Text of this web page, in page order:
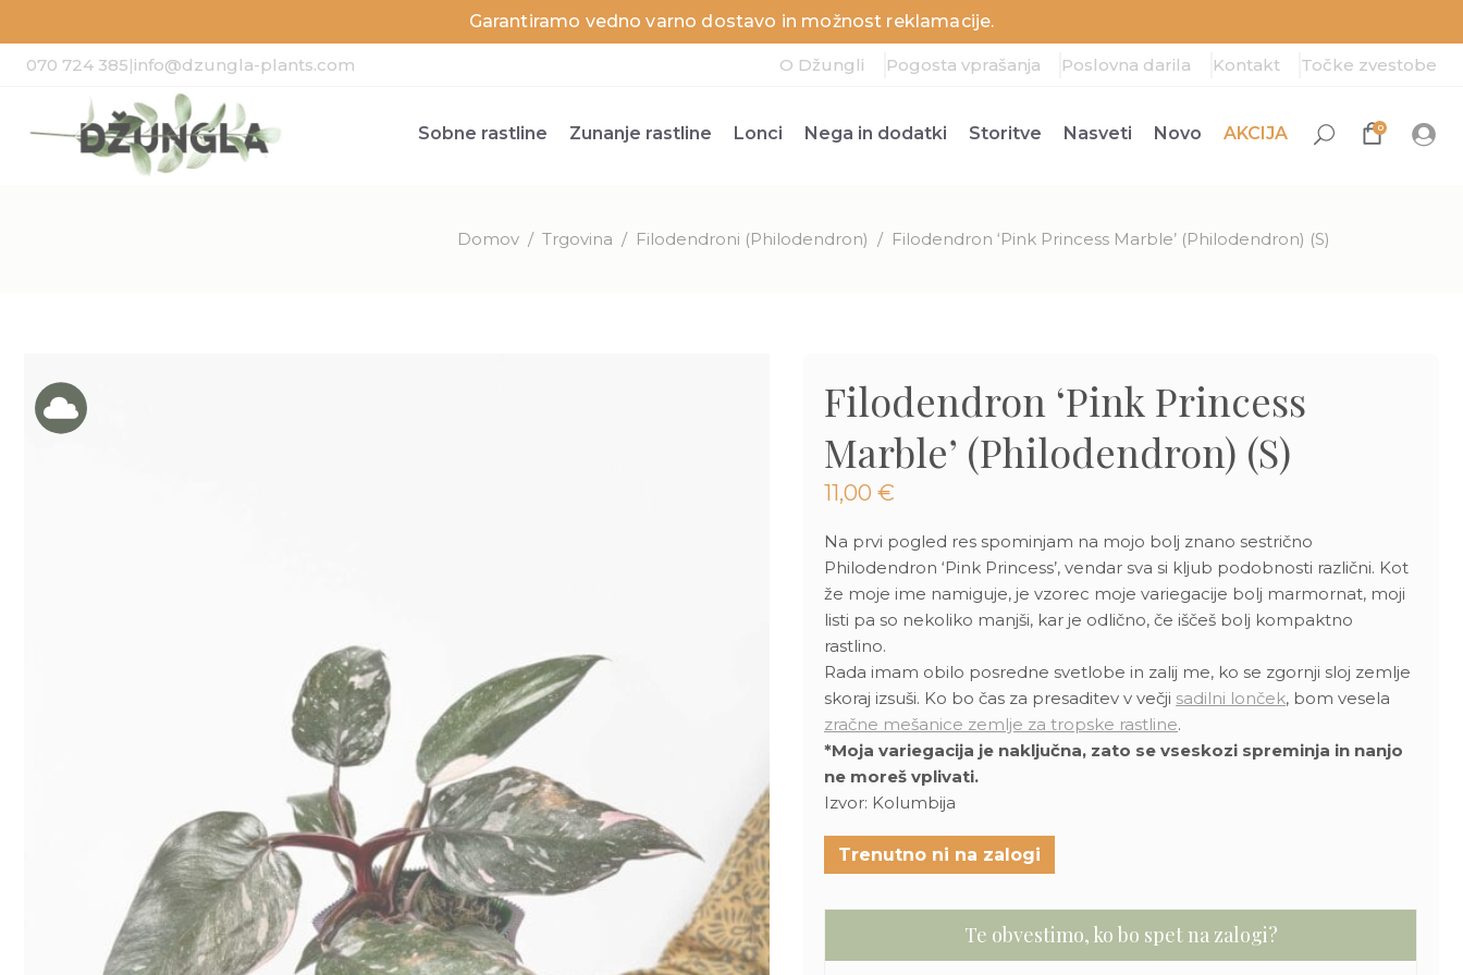
Garantiramo vedno varno dostavo in možnost reklamacije.
070 724 385|info@dzungla-plants.com O Džungli Pogosta vprašanja Poslovna darila Kontakt Točke zvestobe
Sobne rastline Zunanje rastline Lonci Nega in dodatki Storitve Nasveti Novo AKCIJA 0
Domov / Trgovina / Filodendroni (Philodendron) / Filodendron ‘Pink Princess Marble’ (Philodendron) (S)
Filodendron ‘Pink Princess
Marble’ (Philodendron) (S)
11,00 €
Na prvi pogled res spominjam na mojo bolj znano sestrično
Philodendron ‘Pink Princess’, vendar sva si kljub podobnosti različni. Kot
že moje ime namiguje, je vzorec moje variegacije bolj marmornat, moji
listi pa so nekoliko manjši, kar je odlično, če iščeš bolj kompaktno
rastlino.
Rada imam obilo posredne svetlobe in zalij me, ko se zgornji sloj zemlje
skoraj izsuši. Ko bo čas za presaditev v večji sadilni lonček, bom vesela
zračne mešanice zemlje za tropske rastline.
*Moja variegacija je naključna, zato se vseskozi spreminja in nanjo
ne moreš vplivati.
Izvor: Kolumbija
Trenutno ni na zalogi
Te obvestimo, ko bo spet na zalogi?